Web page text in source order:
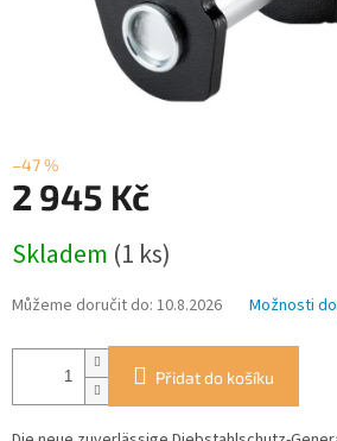
–47 %
2 945 Kč
cena:
Skladem (1 ks)
Můžeme doručit do: 10.8.2026 Možnosti
Přidat do košíku